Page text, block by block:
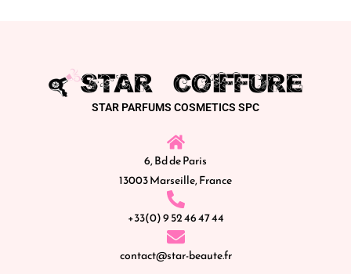
STAR PARFUMS COSMETICS SPC
6, Bd de Paris
13003 Marseille, France
+33(0) 9 52 46 47 44
contact@star-beaute.fr